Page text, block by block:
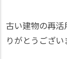
古い建物の再活
りがとうござい